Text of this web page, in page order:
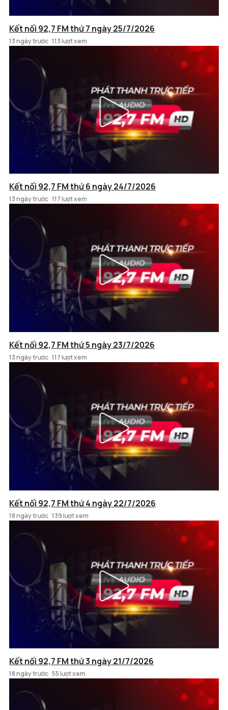
Kết nối 92,7 FM thứ 7 ngày 25/7/2026
13 ngày trước 113 lượt xem
Kết nối 92,7 FM thứ 6 ngày 24/7/2026
13 ngày trước 117 lượt xem
Kết nối 92,7 FM thứ 5 ngày 23/7/2026
13 ngày trước 117 lượt xem
Kết nối 92,7 FM thứ 4 ngày 22/7/2026
18 ngày trước 139 lượt xem
Kết nối 92,7 FM thứ 3 ngày 21/7/2026
18 ngày trước 55 lượt xem